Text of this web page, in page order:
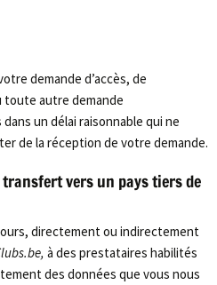
demande d’accès, de
toute autre demande
un délai raisonnable qui ne
de la réception de votre demande.
vers un pays tiers de
directement ou indirectement
à des prestataires habilités
des données que vous nous